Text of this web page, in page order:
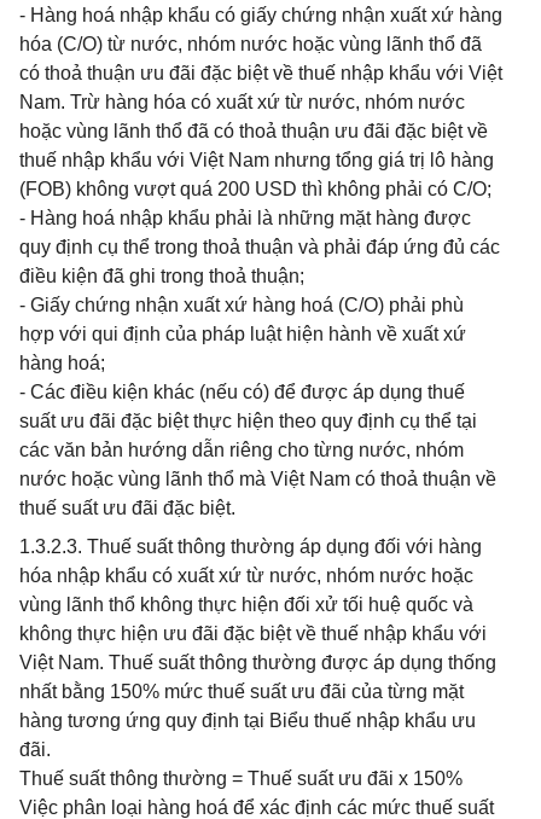
- Hàng hoá nhập khẩu có giấy chứng nhận xuất xứ hàng
hóa (C/O) từ nước, nhóm nước hoặc vùng lãnh thổ đã
có thoả thuận ưu đãi đặc biệt về thuế nhập khẩu với Việt
Nam. Trừ hàng hóa có xuất xứ từ nước, nhóm nước
hoặc vùng lãnh thổ đã có thoả thuận ưu đãi đặc biệt về
thuế nhập khẩu với Việt Nam nhưng tổng giá trị lô hàng
(FOB) không vượt quá 200 USD thì không phải có C/O;
- Hàng hoá nhập khẩu phải là những mặt hàng được
quy định cụ thể trong thoả thuận và phải đáp ứng đủ các
điều kiện đã ghi trong thoả thuận;
- Giấy chứng nhận xuất xứ hàng hoá (C/O) phải phù
hợp với qui định của pháp luật hiện hành về xuất xứ
hàng hoá;
- Các điều kiện khác (nếu có) để được áp dụng thuế
suất ưu đãi đặc biệt thực hiện theo quy định cụ thể tại
các văn bản hướng dẫn riêng cho từng nước, nhóm
nước hoặc vùng lãnh thổ mà Việt Nam có thoả thuận về
thuế suất ưu đãi đặc biệt.
1.3.2.3. Thuế suất thông thường áp dụng đối với hàng
hóa nhập khẩu có xuất xứ từ nước, nhóm nước hoặc
vùng lãnh thổ không thực hiện đối xử tối huệ quốc và
không thực hiện ưu đãi đặc biệt về thuế nhập khẩu với
Việt Nam. Thuế suất thông thường được áp dụng thống
nhất bằng 150% mức thuế suất ưu đãi của từng mặt
hàng tương ứng quy định tại Biểu thuế nhập khẩu ưu
đãi.
Thuế suất thông thường = Thuế suất ưu đãi x 150%
Việc phân loại hàng hoá để xác định các mức thuế suất